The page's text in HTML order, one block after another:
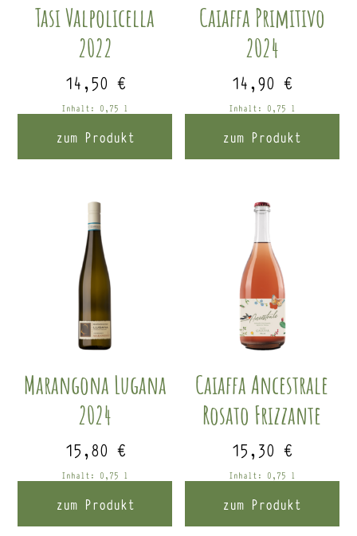
Tasi Valpolicella
2022
14,50 €
Inhalt: 0,75 l
zum Produkt
Caiaffa Primitivo
2024
14,90€
Inhalt: 0,75 l
zum Produkt
Marangona Lugana
2024
15,80 €
Inhalt: 0,75 l
zum Produkt
Caiaffa Ancestrale
Rosato Frizzante
15,30€
Inhalt: 0,75 l
zum Produkt